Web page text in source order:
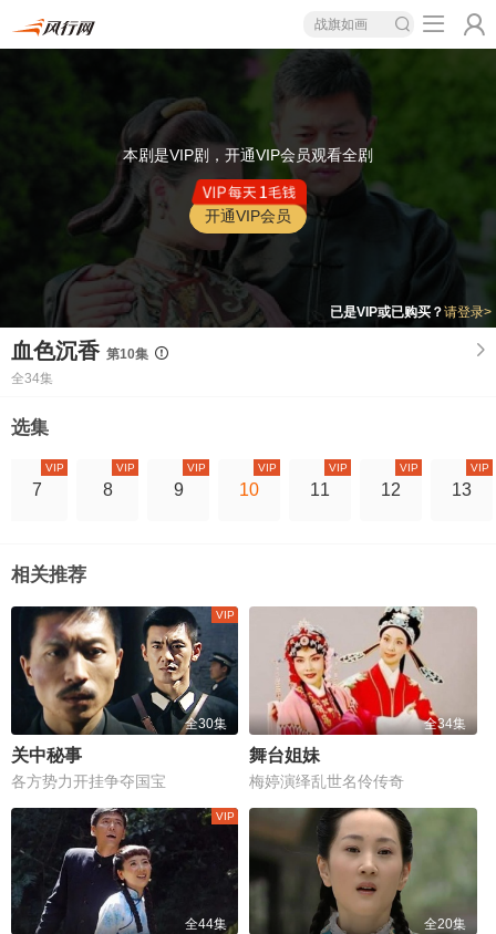
战旗如画
本剧是VIP剧，开通VIP会员观看全剧
开通VIP会员
已是VIP或已购买？请登录>
血色沉香 第10集
全34集
选集
7
VIP
8
VIP
9
VIP
10
VIP
11
VIP
12
VIP
13
VIP
相关推荐
全30集
关中秘事
各方势力开挂争夺国宝
全34集
舞台姐妹
梅婷演绎乱世名伶传奇
全44集 全20集